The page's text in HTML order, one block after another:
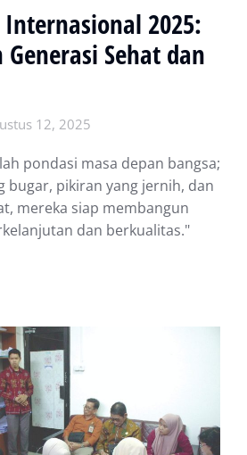
2025:
Sehat dan
12, 2025
pondasi masa depan bangsa;
bugar, pikiran yang jernih, dan
mereka siap membangun
dan berkualitas."